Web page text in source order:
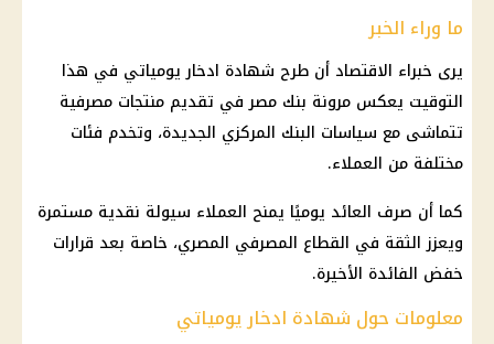
ما وراء الخبر
يرى خبراء الاقتصاد أن طرح شهادة ادخار يومياتي في هذا
التوقيت يعكس مرونة بنك مصر في تقديم منتجات مصرفية
تتماشى مع سياسات البنك المركزي الجديدة، وتخدم فئات
مختلفة من العملاء.
كما أن صرف العائد يوميًا يمنح العملاء سيولة نقدية مستمرة
ويعزز الثقة في القطاع المصرفي المصري، خاصة بعد قرارات
خفض الفائدة الأخيرة.
معلومات حول شهادة ادخار يومياتي